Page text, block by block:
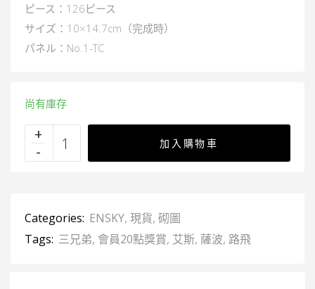
ピース：126ピース
サイズ：10×14.7cm（完成時）
パネル：No.1-TC
尚有庫存
加入購物車
Categories: ENSKY, 現貨, 砌圖
Tags: 三兄弟, 會員20點獎賞, 艾斯, 薩波, 路飛